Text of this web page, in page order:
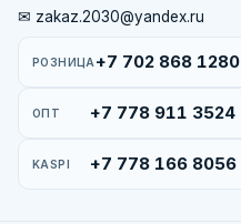
✉ zakaz.2030@yandex.ru
РОЗНИЦА +7 702 868 1280
ОПТ +7 778 911 3524
KASPI +7 778 166 8056